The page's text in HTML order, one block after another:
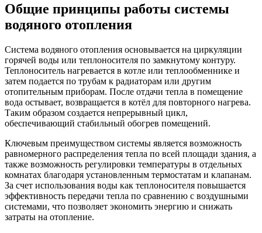
Общие принципы работы системы
водяного отопления
Система водяного отопления основывается на циркуляции
горячей воды или теплоносителя по замкнутому контуру.
Теплоноситель нагревается в котле или теплообменнике и
затем подается по трубам к радиаторам или другим
отопительным приборам. После отдачи тепла в помещение
вода остывает, возвращается в котёл для повторного нагрева.
Таким образом создается непрерывный цикл,
обеспечивающий стабильный обогрев помещений.
Ключевым преимуществом системы является возможность
равномерного распределения тепла по всей площади здания, а
также возможность регулировки температуры в отдельных
комнатах благодаря установленным термостатам и клапанам.
За счет использования воды как теплоносителя повышается
эффективность передачи тепла по сравнению с воздушными
системами, что позволяет экономить энергию и снижать
затраты на отопление.